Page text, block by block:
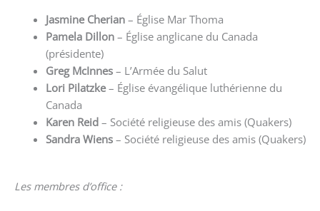
Jasmine Cherian– Église Mar Thoma
Pamela Dillon– Église anglicane du Canada
(présidente)
Greg McInnes– L’Armée du Salut
Lori Pilatzke– Église évangélique luthérienne du
Canada
Karen Reid– Société religieuse des amis (Quakers)
Sandra Wiens– Société religieuse des amis (Quakers)
Les membres d’office :